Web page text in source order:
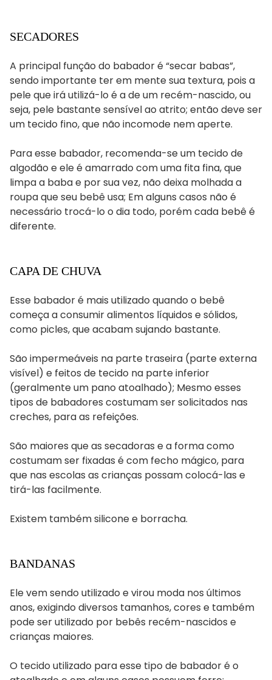
SECADORES
A principal função do babador é “secar babas”,
sendo importante ter em mente sua textura, pois a
pele que irá utilizá-lo é a de um recém-nascido, ou
seja, pele bastante sensível ao atrito; então deve ser
um tecido fino, que não incomode nem aperte.
Para esse babador, recomenda-se um tecido de
algodão e ele é amarrado com uma fita fina, que
limpa a baba e por sua vez, não deixa molhada a
roupa que seu bebê usa; Em alguns casos não é
necessário trocá-lo o dia todo, porém cada bebê é
diferente.
CAPA DE CHUVA
Esse babador é mais utilizado quando o bebê
começa a consumir alimentos líquidos e sólidos,
como picles, que acabam sujando bastante.
São impermeáveis ​​​​na parte traseira (parte externa
visível) e feitos de tecido na parte inferior
(geralmente um pano atoalhado); Mesmo esses
tipos de babadores costumam ser solicitados nas
creches, para as refeições.
São maiores que as secadoras e a forma como
costumam ser fixadas é com fecho mágico, para
que nas escolas as crianças possam colocá-las e
tirá-las facilmente.
Existem também silicone e borracha.
BANDANAS
Ele vem sendo utilizado e virou moda nos últimos
anos, exigindo diversos tamanhos, cores e também
pode ser utilizado por bebês recém-nascidos e
crianças maiores.
O tecido utilizado para esse tipo de babador é o